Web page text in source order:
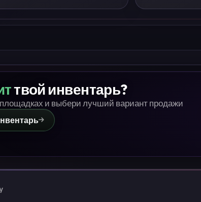
твой инвентарь?
и выбери лучший вариант продажи